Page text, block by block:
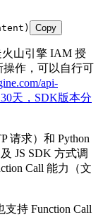
) Copy
山引擎 IAM 授
操作，可以自行可
api-
天，SDK版本分
请求）和 Python
JS SDK 方式调
Call 能力（文
持 Function Call